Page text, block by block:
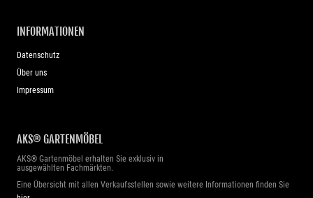
INFORMATIONEN
Datenschutz
Über uns
Impressum
AKS® GARTENMÖBEL
AKS® Gartenmöbel erhalten Sie exklusiv in
ausgewählten Fachmärkten.
Eine Übersicht mit allen Verkaufsstellen sowie weitere Informationen finden Sie